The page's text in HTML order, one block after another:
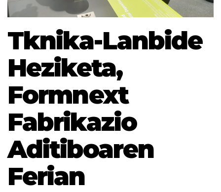
Tknika-Lanbide
Heziketa,
Formnext
Fabrikazio
Aditiboaren
Ferian